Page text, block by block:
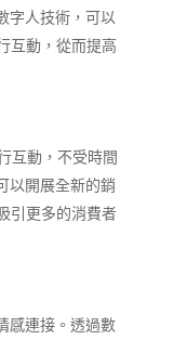
字人技術，可以
互動，從而提高
互動，不受時間
以開展全新的銷
引更多的消費者
感連接。透過數